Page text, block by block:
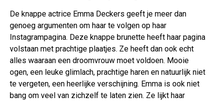
De knappe actrice Emma Deckers geeft je meer dan
genoeg argumenten om haar te volgen op haar
Instagrampagina. Deze knappe brunette heeft haar pagina
volstaan met prachtige plaatjes. Ze heeft dan ook echt
alles waaraan een droomvrouw moet voldoen. Mooie
ogen, een leuke glimlach, prachtige haren en natuurlijk niet
te vergeten, een heerlijke verschijning. Emma is ook niet
bang om veel van zichzelf te laten zien. Ze lijkt haar